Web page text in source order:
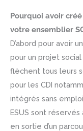
Pourquoi avoir créé
votre ensemblier
D’abord pour avoir
pour un projet
flèchent tous leurs
pour les CDI
intégrés sans
ESUS sont
en sortie d’un